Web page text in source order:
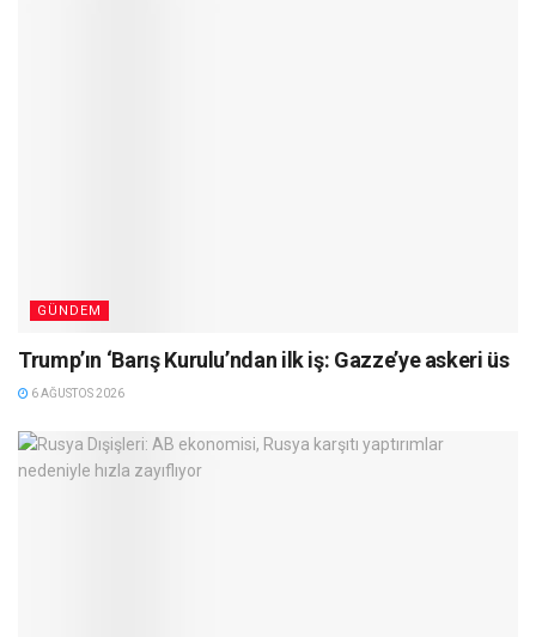
GÜNDEM
Trump’ın ‘Barış Kurulu’ndan ilk iş: Gazze’ye askeri üs
6 AĞUSTOS 2026